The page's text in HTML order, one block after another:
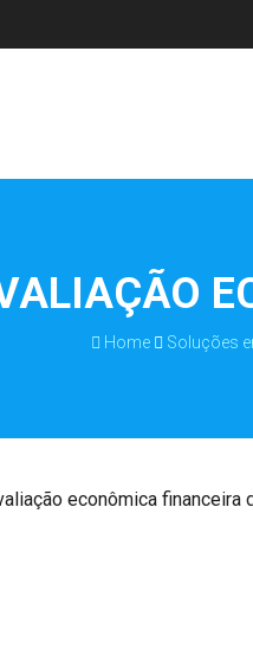
Home Soluções
econômica financeira